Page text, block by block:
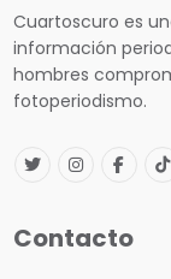
Cuartoscuro es
información
hombres
fotoperiodismo.
Contacto